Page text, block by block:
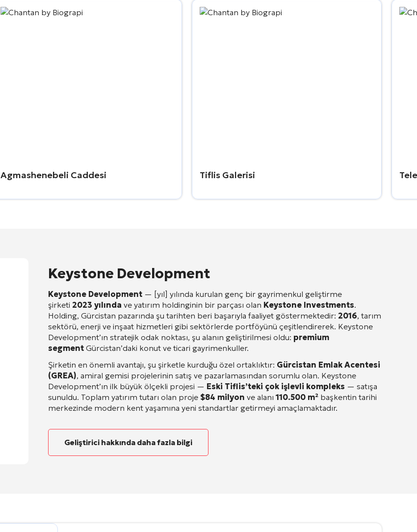
Agmashenebeli Caddesi Tiflis Galerisi
Keystone Development
Keystone Development — [yıl] yılında kurulan genç bir gayrimenkul geliştirme
şirketi 2023 yılında ve yatırım holdinginin bir parçası olan Keystone Investments.
Holding, Gürcistan pazarında şu tarihten beri başarıyla faaliyet göstermektedir: 2016, tarım
sektörü, enerji ve inşaat hizmetleri gibi sektörlerde portföyünü çeşitlendirerek. Keystone
Development’ın stratejik odak noktası, şu alanın geliştirilmesi oldu: premium
segment Gürcistan’daki konut ve ticari gayrimenkuller.
Şirketin en önemli avantajı, şu şirketle kurduğu özel ortaklıktır: Gürcistan Emlak Acentesi
(GREA), amiral gemisi projelerinin satış ve pazarlamasından sorumlu olan. Keystone
Development’ın ilk büyük ölçekli projesi — Eski Tiflis’teki çok işlevli kompleks — satışa
sunuldu. Toplam yatırım tutarı olan proje $84 milyon ve alanı 110.500 m² başkentin tarihi
merkezinde modern kent yaşamına yeni standartlar getirmeyi amaçlamaktadır.
Geliştirici hakkında daha fazla bilgi